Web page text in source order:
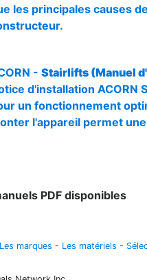
les principales causes
- Stairlifts (Manuel
d'installation
un fonctionnement
l'appareil permet
PDF disponibles
Les marques - Les matériels -